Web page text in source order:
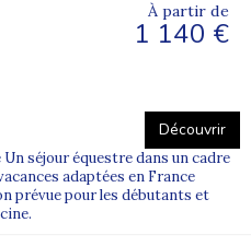
À partir de
1 140 €
Découvrir
séjour équestre dans un cadre
adaptées en France
prévue pour les débutants et